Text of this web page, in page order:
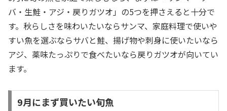
バ・生鮭・アジ・戻りガツオ」の5つを押さえると十分で
す。秋らしさを味わいたいならサンマ、家庭料理で使いや
すい魚を選ぶならサバと鮭、揚げ物や刺身に使いたいなら
アジ、薬味たっぷりで食べたいなら戻りガツオが向いてい
ます。
9月にまず買いたい旬魚